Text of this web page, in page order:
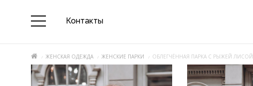
Контакты
ЖЕНСКАЯ ОДЕЖДА ЖЕНСКИЕ ПАРКИ ОБЛЕГЧЁННАЯ ПАРКА С РЫЖЕЙ ЛИСОЙ